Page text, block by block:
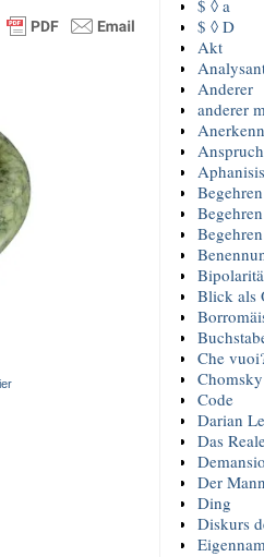
$ ◊ a
$ ◊ D
Akt
Anderer
anderer
Anspruch
Aphanisis
Begehren
Blick als
Che
Chomsky
Code
Darian
Das
Der Mann
Ding
Diskurs